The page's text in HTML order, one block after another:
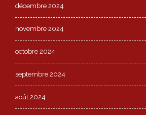
décembre 2024
novembre 2024
octobre 2024
septembre 2024
août 2024